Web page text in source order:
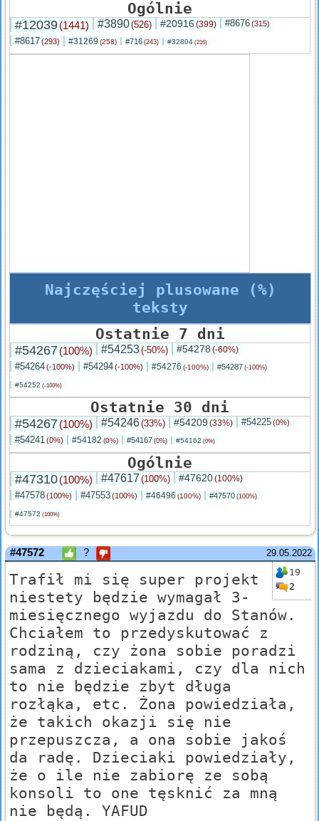
Ogólnie
#12039(1441) #3890(526) #20916 (399) #8676(315)
#8617(293) #31269 (258) #716 (243) #32804 (216)
Najczęściej plusowane (%)
teksty
Ostatnie 7 dni
#54267 (100%) #54253(-50%) #54278 (-60%)
#54264(-100%) #54294(-100%) #54276 (-100%) #54287 (-100%)
#54252 (-100%)
Ostatnie 30 dni
#54267 (100%) #54246(33%) #54209 (33%) #54225(0%)
#54241(0%) #54182 (0%) #54167 (0%) #54162 (0%)
Ogólnie
#47310(100%) #47617 (100%) #47620(100%)
#47578(100%) #47553(100%) #46496 (100%) #47570 (100%)
#47572 (100%)
29.05.2022
#47572 ?
19
2
Trafił mi się super projekt
niestety będzie wymagał 3-
miesięcznego wyjazdu do Stanów.
Chciałem to przedyskutować z
rodziną, czy żona sobie poradzi
sama z dzieciakami, czy dla nich
to nie będzie zbyt długa
rozłąka, etc. Żona powiedziała,
że takich okazji się nie
przepuszcza, a ona sobie jakoś
da radę. Dzieciaki powiedziały,
że o ile nie zabiorę ze sobą
konsoli to one tęsknić za mną
nie będą. YAFUD